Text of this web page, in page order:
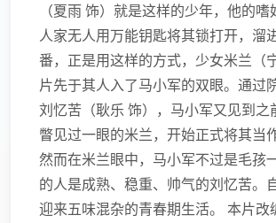
（夏雨 饰）就是这样的少年，他的
人家无人用万能钥匙将其锁打开，溜
番，正是用这样的方式，少女米兰（
片先于其人入了马小军的双眼。通过
刘忆苦（耿乐 饰），马小军又见到之
瞥见过一眼的米兰，开始正式将其当
然而在米兰眼中，马小军不过是毛孩
的人是成熟、稳重、帅气的刘忆苦。
迎来五味混杂的青春期生活。 本片改